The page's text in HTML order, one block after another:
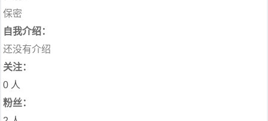
保密
自我介绍：
还没有介绍
关注：
0 人
粉丝：